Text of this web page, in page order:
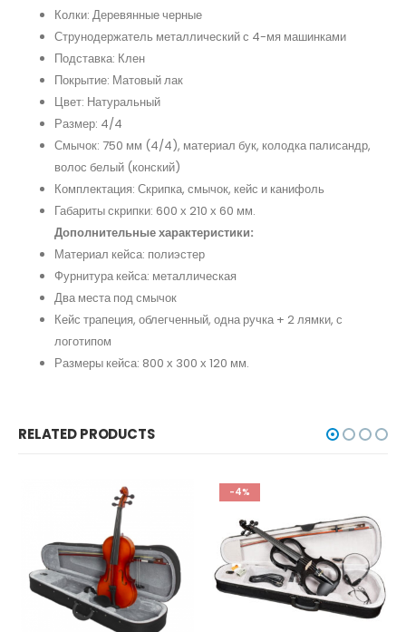
Колки: Деревянные черные
Струнодержатель металлический с 4-мя машинками
Подставка: Клен
Покрытие: Матовый лак
Цвет: Натуральный
Размер: 4/4
Смычок: 750 мм (4/4), материал бук, колодка палисандр,
волос белый (конский)
Комплектация: Скрипка, смычок, кейс и канифоль
Габариты скрипки: 600 х 210 х 60 мм.
Дополнительные характеристики:
Материал кейса: полиэстер
Фурнитура кейса: металлическая
Два места под смычок
Кейс трапеция, облегченный, одна ручка + 2 лямки, с
логотипом
Размеры кейса: 800 х 300 х 120 мм.
RELATED PRODUCTS
-4%